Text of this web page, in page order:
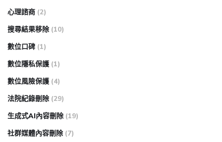
心理諮商 (2)
搜尋結果移除 (10)
數位口碑 (1)
數位隱私保護 (1)
數位風險保護 (4)
法院紀錄刪除 (29)
生成式AI內容刪除 (19)
社群媒體內容刪除 (7)